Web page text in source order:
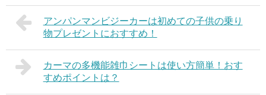
アンパンマンビジーカーは初めての子供の乗り
物プレゼントにおすすめ！
カーマの多機能雑巾シートは使い方簡単！おす
すめポイントは？